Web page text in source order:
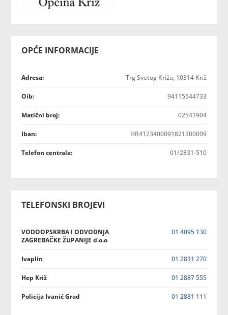
OPĆE INFORMACIJE
Adresa: Trg Svetog Križa, 10314 Križ
Oib: 94115544733
Matični broj: 02541904
Iban: HR4123400091821300009
Telefon centrala: 01/2831-510
TELEFONSKI BROJEVI
VODOOPSKRBA I ODVODNJA
ZAGREBAČKE ŽUPANIJE d.o.o
01 4095 130
Ivaplin 01 2831 270
Hep Križ 01 2887 555
Policija Ivanić Grad 01 2881 111